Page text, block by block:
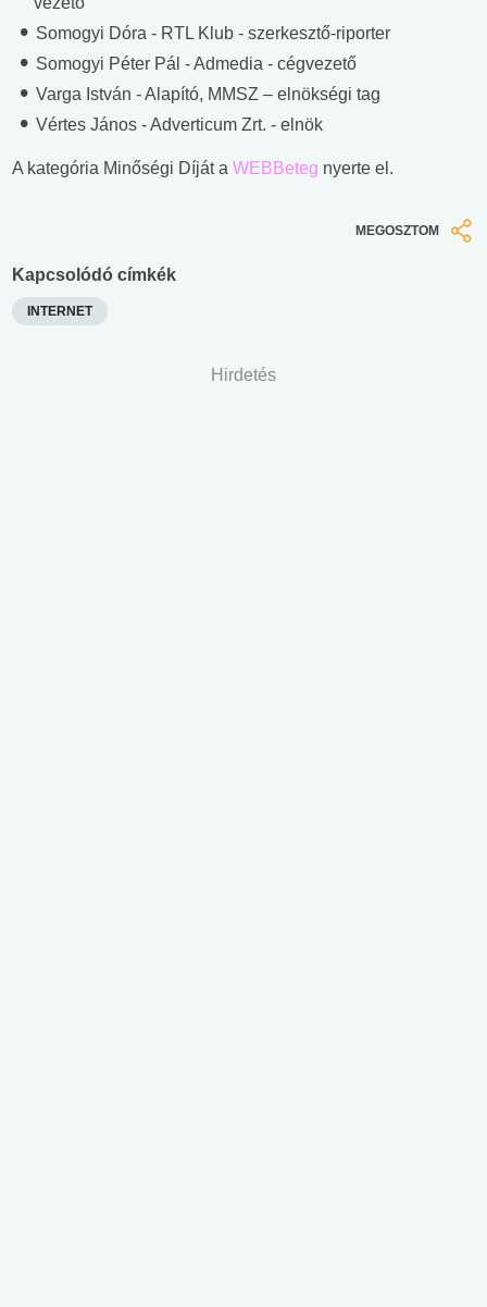
Somogyi Dóra - RTL Klub - szerkesztő-riporter
Somogyi Péter Pál -Admedia - cégvezető
Varga István -Alapító, MMSZ – elnökségi tag
Vértes János -Adverticum Zrt. - elnök
A kategória Minőségi Díját a WEBBeteg nyerte el.
MEGOSZTOM
Kapcsolódó címkék
INTERNET
Hirdetés